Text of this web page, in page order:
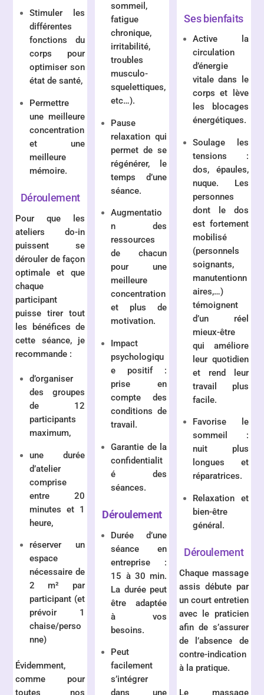
Stimuler les
différentes
fonctions du
corps pour
optimiser son
état de santé,
Permettre
une meilleure
concentration
et une
meilleure
mémoire.
Déroulement
Pour que les
ateliers do-in
puissent se
dérouler de façon
optimale et que
chaque
participant
puisse tirer tout
les bénéfices de
cette séance, je
recommande :
d’organiser
des groupes
de 12
participants
maximum,
une durée
d’atelier
comprise
entre 20
minutes et 1
heure,
réserver un
espace
nécessaire de
2 m² par
participant (et
prévoir 1
chaise/perso
nne)
Évidemment,
comme pour
toutes nos
sommeil,
fatigue
chronique,
irritabilité,
troubles
musculo-
squelettiques,
etc…).
Pause
relaxation qui
permet de se
régénérer, le
temps d’une
séance.
Augmentatio
n des
ressources
de chacun
pour une
meilleure
concentration
et plus de
motivation.
Impact
psychologiqu
e positif :
prise en
compte des
conditions de
travail.
Garantie de la
confidentialit
é des
séances.
Déroulement
Durée d’une
séance en
entreprise :
15 à 30 min.
La durée peut
être adaptée
à vos
besoins.
Peut
facilement
s’intégrer
Ses bienfaits
Active la
circulation
d’énergie
vitale dans le
corps et lève
les blocages
énergétiques.
Soulage les
tensions :
dos, épaules,
nuque. Les
personnes
dont le dos
est fortement
mobilisé
(personnels
soignants,
manutentionn
aires,…)
témoignent
d’un réel
mieux-être
qui améliore
leur quotidien
et rend leur
travail plus
facile.
Favorise le
sommeil :
nuit plus
longues et
réparatrices.
Relaxation et
bien-être
général.
Déroulement
Chaque massage
assis débute par
un court entretien
avec le praticien
afin de s’assurer
de l’absence de
contre-indication
à la pratique.
Le massage